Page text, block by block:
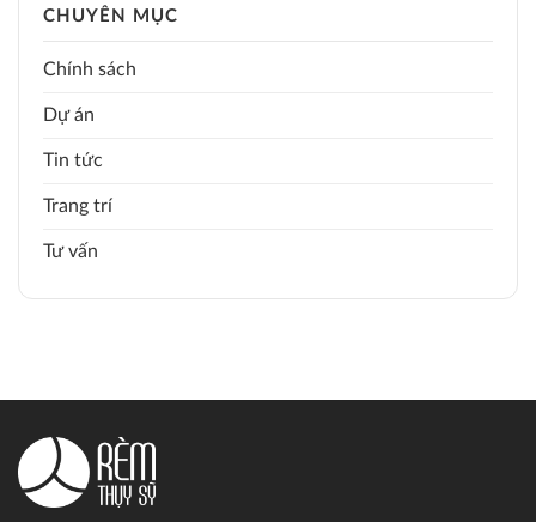
CHUYÊN MỤC
Chính sách
Dự án
Tin tức
Trang trí
Tư vấn